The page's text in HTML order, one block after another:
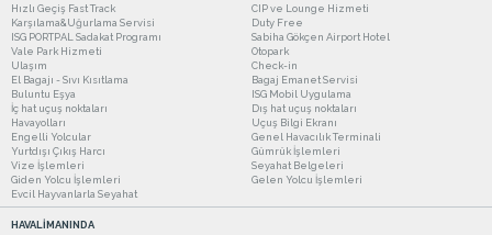
Hızlı Geçiş Fast Track
CIP ve Lounge Hizmeti
Karşılama&Uğurlama Servisi
Duty Free
ISG PORTPAL Sadakat Programı
Sabiha Gökçen Airport Hotel
Vale Park Hizmeti
Otopark
Ulaşım
Check-in
El Bagajı - Sıvı Kısıtlama
Bagaj Emanet Servisi
Buluntu Eşya
ISG Mobil Uygulama
İç hat uçuş noktaları
Dış hat uçuş noktaları
Havayolları
Uçuş Bilgi Ekranı
Engelli Yolcular
Genel Havacılık Terminali
Yurtdışı Çıkış Harcı
Gümrük İşlemleri
Vize İşlemleri
Seyahat Belgeleri
Giden Yolcu İşlemleri
Gelen Yolcu İşlemleri
Evcil Hayvanlarla Seyahat
HAVALİMANINDA